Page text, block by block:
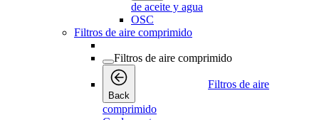
de aceite y agua
OSC
Filtros de aire comprimido
Filtros de aire comprimido
Back
Filtros de aire
comprimido